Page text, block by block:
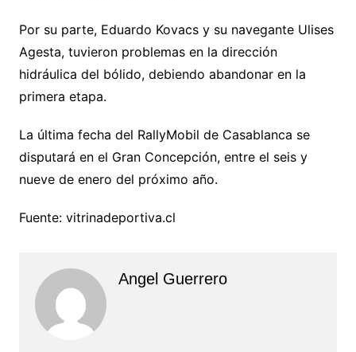
Por su parte, Eduardo Kovacs y su navegante Ulises
Agesta, tuvieron problemas en la dirección
hidráulica del bólido, debiendo abandonar en la
primera etapa.
La última fecha del RallyMobil de Casablanca se
disputará en el Gran Concepción, entre el seis y
nueve de enero del próximo año.
Fuente: vitrinadeportiva.cl
Angel Guerrero